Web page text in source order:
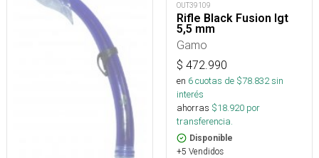
OUT39109
Rifle Black Fusion Igt
5,5 mm
Gamo
$ 472.990
en 6cuotas de $78.832sin
interés
ahorras $18.920 por
transferencia.
Disponible
+5 Vendidos